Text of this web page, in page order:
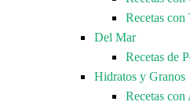
Recetas con
Del Mar
Recetas de
Hidratos y Granos
Recetas con